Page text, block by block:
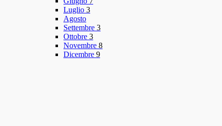
Luglio 3
Agosto
Settembre 3
Ottobre 3
Novembre 8
Dicembre 9